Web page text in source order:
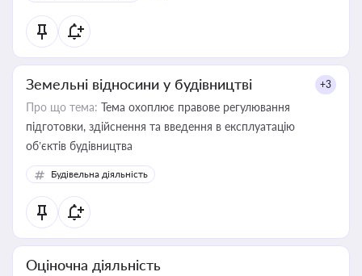
Земельні відносини у будівництві +3
Про що тема: Тема охоплює правове регулювання
підготовки, здійснення та введення в експлуатацію
об’єктів будівництва
Будівельна діяльність
Оціночна діяльність